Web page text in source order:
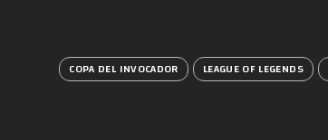
COPA DEL INVOCADOR LEAGUE OF LEGENDS